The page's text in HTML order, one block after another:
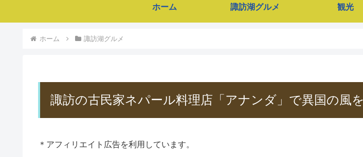
ホーム 諏訪湖グルメ 観光
ホーム 諏訪湖グルメ
諏訪の古民家ネパール料理店「アナンダ」で異国の風
＊アフィリエイト広告を利用しています。